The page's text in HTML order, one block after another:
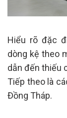
Hiểu rõ đặc
dòng kệ theo
dẫn đến thiếu
Tiếp theo là
Đồng Tháp.